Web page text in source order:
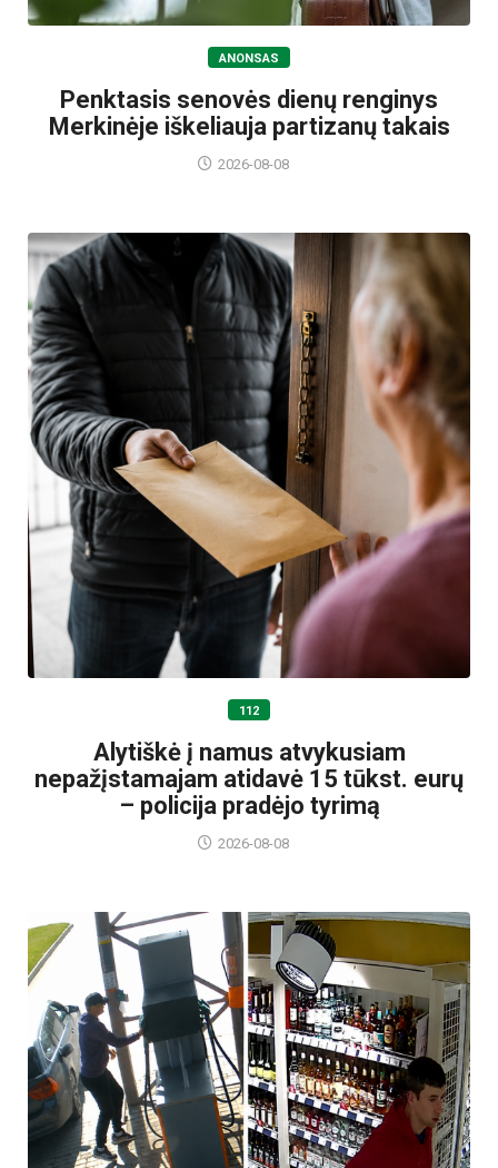
ANONSAS
Penktasis senovės dienų renginys
Merkinėje iškeliauja partizanų takais
2026-08-08
112
Alytiškė į namus atvykusiam
nepažįstamajam atidavė 15 tūkst. eurų
– policija pradėjo tyrimą
2026-08-08